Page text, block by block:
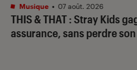
THIS & THAT: Stray Kids
assurance, sans perdre
Musique • 07 août. 2026